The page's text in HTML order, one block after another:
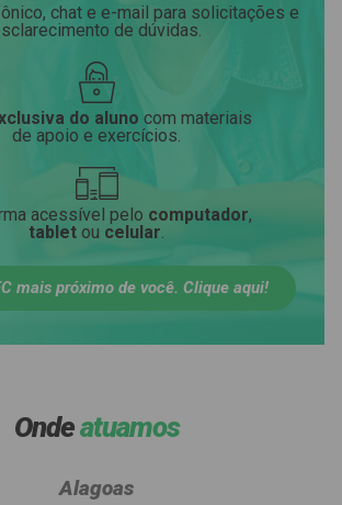
chat e e-mail para solicitações e
de dúvidas.
do aluno com materiais
de apoio e exercícios.
acessível pelo computador,
tablet ou celular
mais próximo de você. Clique aqui!
Ondeatuamos
Alagoas